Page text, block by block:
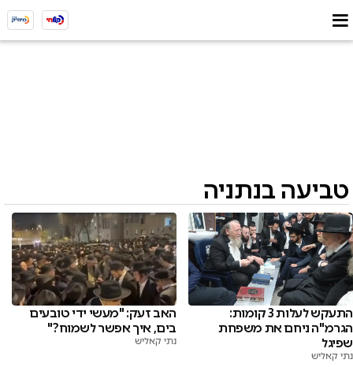
טביעה בנתניה
התעקש לעלות 3 קומות:
הגרמ"ה ניחם את משפחת
שפיגל
נתי קאליש
האב זעק: "מעשי ידי טובעים
בים, איך אפשר לשמוח?"
נתי קאליש